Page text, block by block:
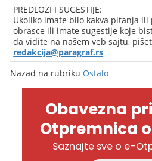
PREDLOZI I SUGESTIJE:
Ukoliko imate bilo kakva pitanja ili
obrasce ili imate sugestije koje
da vidite na našem veb sajtu,
redakcija@paragraf.rs
Nazad na rubriku Ostalo
Obavezna
Otpremnica
Saznajte sve o e-